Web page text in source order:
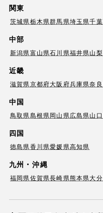
関東
茨城県栃木県群馬県埼玉県千
中部
新潟県富山県石川県福井県山
近畿
滋賀県京都府大阪府兵庫県奈
中国
鳥取県島根県岡山県広島県山
四国
徳島県香川県愛媛県高知県
九州・沖縄
福岡県佐賀県長崎県熊本県大